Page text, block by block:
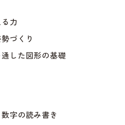
力
づくり
した図形の基礎
字の読み書き